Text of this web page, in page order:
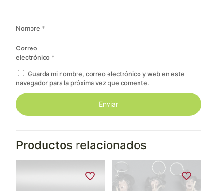
Nombre *
Correo
electrónico *
Guarda mi nombre, correo electrónico y web en este
navegador para la próxima vez que comente.
Productos relacionados